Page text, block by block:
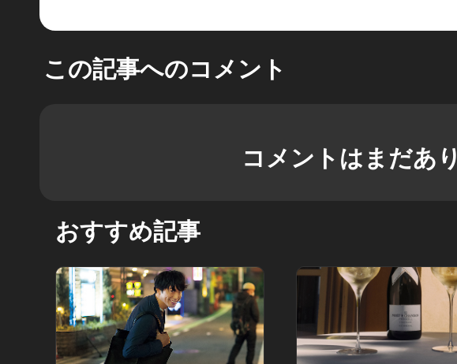
この記事へのコメント
コメントはまだあ
おすすめ記事